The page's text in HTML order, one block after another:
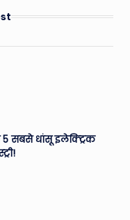
सबसे धांसू इलेक्ट्रिक